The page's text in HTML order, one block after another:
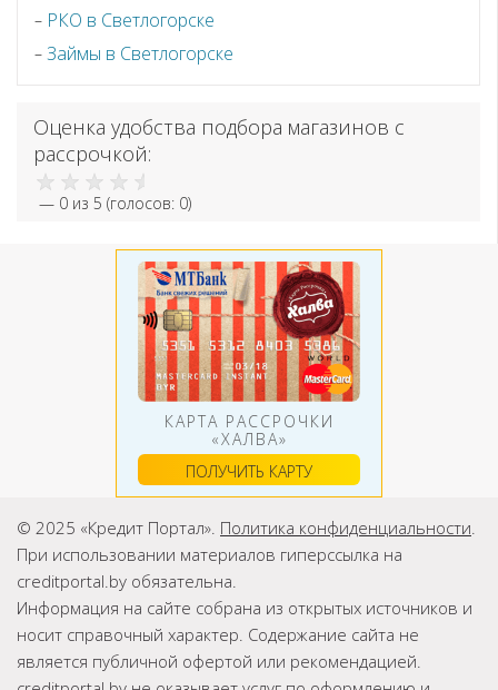
РКО в Светлогорске
Займы в Светлогорске
Оценка удобства подбора магазинов с
рассрочкой:
— 0 из 5 (голосов: 0)
КАРТА РАССРОЧКИ
«ХАЛВА»
ПОЛУЧИТЬ КАРТУ
© 2025 «Кредит Портал». Политика конфиденциальности.
При использовании материалов гиперссылка на
creditportal.by обязательна.
Информация на сайте собрана из открытых источников и
носит справочный характер. Содержание сайта не
является публичной офертой или рекомендацией.